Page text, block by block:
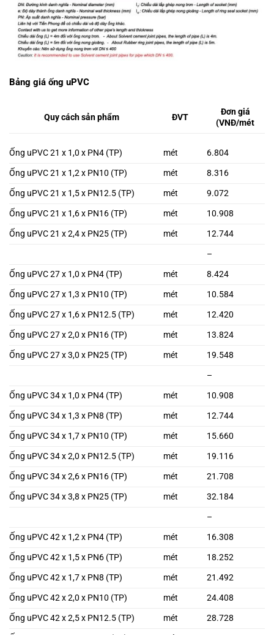
Bảng giá ống uPVC
Quy cách sản phẩm ĐVT
Đơn giá
(VNĐ/mét
Ống uPVC 21 x 1,0 x PN4 (TP) mét 6.804
Ống uPVC 21 x 1,2 x PN10 (TP) mét 8.316
Ống uPVC 21 x 1,5 x PN12.5 (TP) mét 9.072
Ống uPVC 21 x 1,6 x PN16 (TP) mét 10.908
Ống uPVC 21 x 2,4 x PN25 (TP) mét 12.744
–
Ống uPVC 27 x 1,0 x PN4 (TP) mét 8.424
Ống uPVC 27 x 1,3 x PN10 (TP) mét 10.584
Ống uPVC 27 x 1,6 x PN12.5 (TP) mét 12.420
Ống uPVC 27 x 2,0 x PN16 (TP) mét 13.824
Ống uPVC 27 x 3,0 x PN25 (TP) mét 19.548
–
Ống uPVC 34 x 1,0 x PN4 (TP) mét 10.908
Ống uPVC 34 x 1,3 x PN8 (TP) mét 12.744
Ống uPVC 34 x 1,7 x PN10 (TP) mét 15.660
Ống uPVC 34 x 2,0 x PN12.5 (TP) mét 19.116
Ống uPVC 34 x 2,6 x PN16 (TP) mét 21.708
Ống uPVC 34 x 3,8 x PN25 (TP) mét 32.184
–
Ống uPVC 42 x 1,2 x PN4 (TP) mét 16.308
Ống uPVC 42 x 1,5 x PN6 (TP) mét 18.252
Ống uPVC 42 x 1,7 x PN8 (TP) mét 21.492
Ống uPVC 42 x 2,0 x PN10 (TP) mét 24.408
Ống uPVC 42 x 2,5 x PN12.5 (TP) mét 28.728